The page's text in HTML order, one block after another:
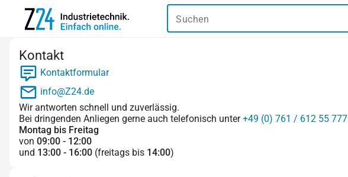
Suchen
Kontakt
Kontaktformular
info@Z24.de
Wir antworten schnell und zuverlässig.
Bei dringenden Anliegen gerne auch telefonisch unter+49 (0) 761 / 612 55 777
Montag bis Freitag
von 09:00 - 12:00
und 13:00 - 16:00 (freitags bis 14:00)